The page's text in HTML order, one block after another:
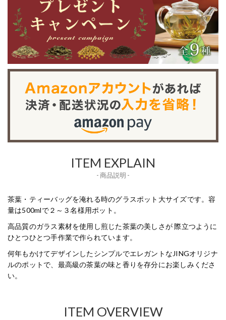
ITEM EXPLAIN
- 商品説明 -
茶葉・ティーバッグを淹れる時のグラスポット大サイズです。容
量は500mlで２～３名様用ポット。
高品質のガラス素材を使用し煎じた茶葉の美しさが 際立つように
ひとつひとつ手作業で作られています。
何年もかけてデザインしたシンプルでエレガントなJINGオリジナ
ルのポットで、最高級の茶葉の味と香りを存分にお楽しみくださ
い。
ITEM OVERVIEW